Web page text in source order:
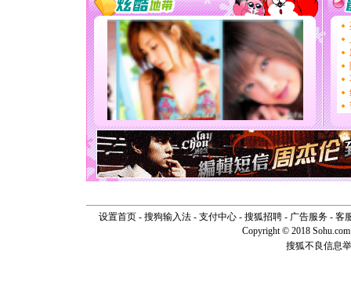
道一声平
[春节]
传
片叶子
送你一
[圣诞节]
你太多
要平安
[圣诞节]
能正大
天都要快
[圣诞节]
如意,快
[元旦]看
[元旦] 如
起；二是
离。水晶
设置首页- 搜狗输入法- 支付中心- 搜狐招聘- 广告服务- 客
Copyright © 2018
搜狐不良信息